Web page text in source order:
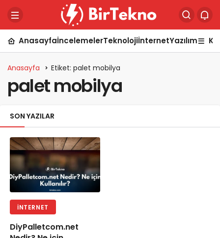
AnasayfaİncelemelerTeknolojiİnternetYazılım
Anasayfa Etiket: palet mobilya
palet mobilya
SON YAZILAR
İNTERNET
DiyPalletcom.net